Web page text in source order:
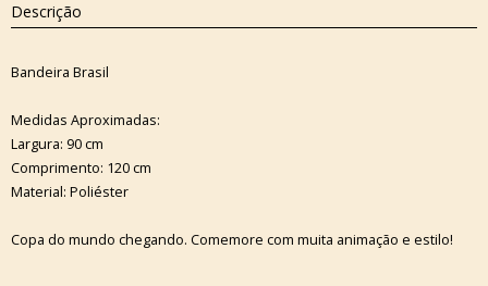
Descrição
Bandeira Brasil
Medidas Aproximadas:
Largura: 90 cm
Comprimento: 120 cm
Material: Poliéster
Copa do mundo chegando. Comemore com muita animação e estilo!